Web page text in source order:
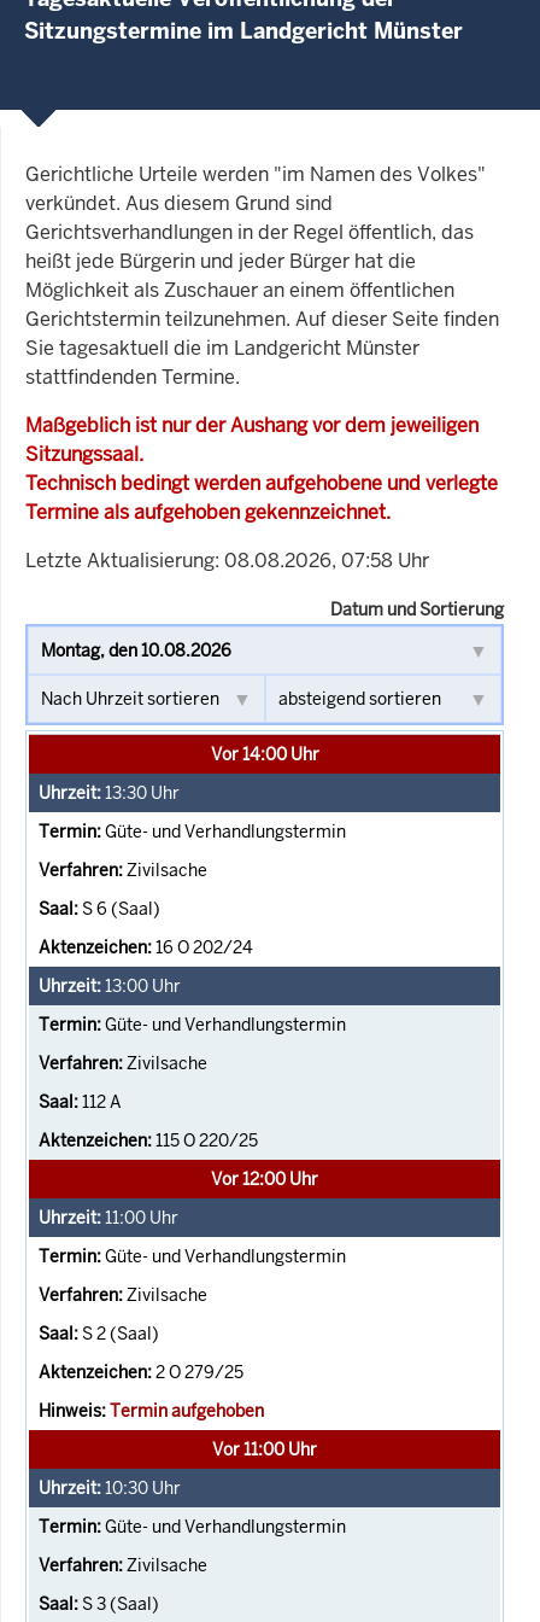
Sitzungstermine im Landgericht Münster
Gerichtliche Urteile werden "im Namen des Volkes"
verkündet. Aus diesem Grund sind
Gerichtsverhandlungen in der Regel öffentlich, das
heißt jede Bürgerin und jeder Bürger hat die
Möglichkeit als Zuschauer an einem öffentlichen
Gerichtstermin teilzunehmen. Auf dieser Seite finden
Sie tagesaktuell die im Landgericht Münster
stattfindenden Termine.
Maßgeblich ist nur der Aushang vor dem jeweiligen
Sitzungssaal.
Technisch bedingt werden aufgehobene und verlegte
Termine als aufgehoben gekennzeichnet.
Letzte Aktualisierung: 08.08.2026, 07:58 Uhr
Datum und Sortierung
Vor 14:00 Uhr
13:30 Uhr
Güte- und Verhandlungstermin
Zivilsache
S 6 (Saal)
16 O 202/24
13:00 Uhr
Güte- und Verhandlungstermin
Zivilsache
112 A
115 O 220/25
Vor 12:00 Uhr
11:00 Uhr
Güte- und Verhandlungstermin
Zivilsache
S 2 (Saal)
2 O 279/25
Termin aufgehoben
Vor 11:00 Uhr
10:30 Uhr
Güte- und Verhandlungstermin
Zivilsache
S 3 (Saal)